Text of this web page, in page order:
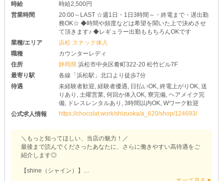
時給
時給2,500円
営業時間
20:00～LAST ☆週1日・1日3時間～・終電まで・遅出勤
務OK☆ ◆時間や頻度などは希望を聞いた上で決めさせ
て頂きます♪ ◆レギュラー出勤ももちろんOKです
業種/エリア
浜松 スナック体入
職種
カウンターレディ
住所
静岡県浜松市中央区肴町322-20 松竹ビル7F
最寄り駅
各線「浜松駅」北口より徒歩7分
待遇
未経験者歓迎, 経験者優遇, 日払いOK, 終電上がりOK, 送
りあり, 土曜営業, 何回か体入OK, 寮完備, ヘアメイク完
備, ドレスレンタルあり, 3時間以内OK, Wワーク歓迎
公式求人情報
https://chocolat.work/shizuoka/a_620/shop/124693/
＼もっと知ってほしい、当店の魅力！／
最後まで読んでくださったあなたに、さらに働きやすい高待遇をご
紹介します◎
【shine（シャイン）】